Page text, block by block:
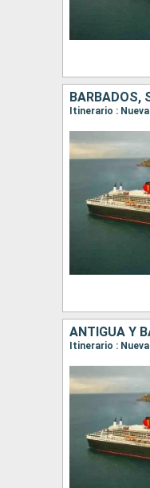
BARBADOS,
Itinerario :